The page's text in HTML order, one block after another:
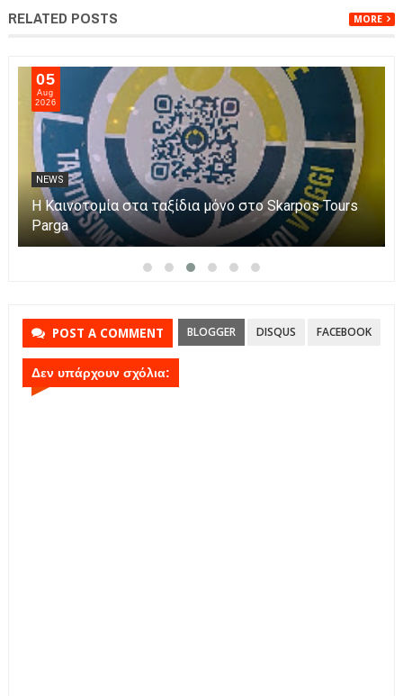
RELATED POSTS MORE
05
Aug
2026
NEWS
Η Καινοτομία στα ταξίδια μόνο στο Skarpos Tours
Parga
POST A COMMENT BLOGGER DISQUS FACEBOOK
Δεν υπάρχουν σχόλια: